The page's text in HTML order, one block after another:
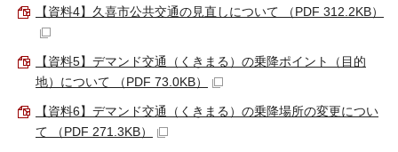
【資料4】久喜市公共交通の見直しについて （PDF 312.2KB）
【資料5】デマンド交通（くきまる）の乗降ポイント（目的
地）について （PDF 73.0KB）
【資料6】デマンド交通（くきまる）の乗降場所の変更につい
て （PDF 271.3KB）